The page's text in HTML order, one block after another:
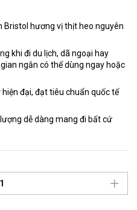
Bristol hương vị thịt heo nguyên
khi đi du lịch, dã ngoại hay
ngắn có thể dùng ngay hoặc
đại, đạt tiêu chuẩn quốc tế
dễ dàng mang đi bất cứ